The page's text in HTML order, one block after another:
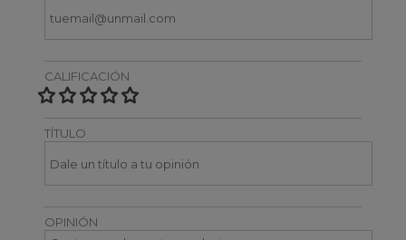
CALIFICACIÓN
TÍTULO
OPINIÓN